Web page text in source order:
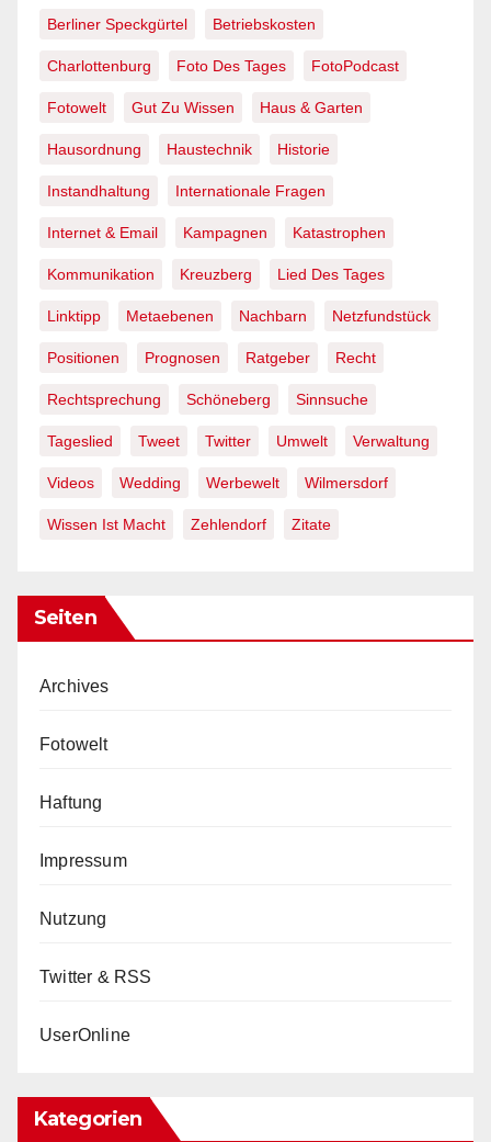
Berliner Speckgürtel Betriebskosten
Charlottenburg Foto Des Tages FotoPodcast
Fotowelt Gut Zu Wissen Haus & Garten
Hausordnung Haustechnik Historie
Instandhaltung Internationale Fragen
Internet & Email Kampagnen Katastrophen
Kommunikation Kreuzberg Lied Des Tages
Linktipp Metaebenen Nachbarn Netzfundstück
Positionen Prognosen Ratgeber Recht
Rechtsprechung Schöneberg Sinnsuche
Tageslied Tweet Twitter Umwelt Verwaltung
Videos Wedding Werbewelt Wilmersdorf
Wissen Ist Macht Zehlendorf Zitate
Seiten
Archives
Fotowelt
Haftung
Impressum
Nutzung
Twitter & RSS
UserOnline
Kategorien